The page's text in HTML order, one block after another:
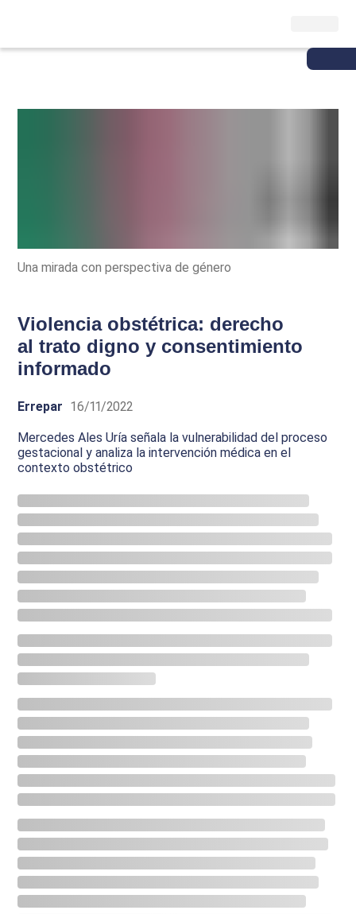
Una mirada con perspectiva de género
Violencia obstétrica: derecho
al trato digno y consentimiento
informado
Errepar 16/11/2022
Mercedes Ales Uría señala la vulnerabilidad del proceso
gestacional y analiza la intervención médica en el
contexto obstétrico